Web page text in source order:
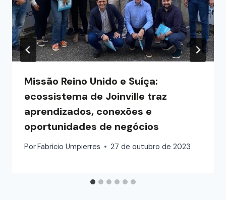
Missão Reino Unido e Suíça:
ecossistema de Joinville traz
aprendizados, conexões e
oportunidades de negócios
PorFabricio Umpierres 27 de outubro de 2023